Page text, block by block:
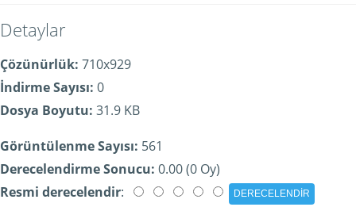
Detaylar
Çözünürlük: 710x929
İndirme Sayısı: 0
Dosya Boyutu: 31.9 KB
Görüntülenme Sayısı: 561
Derecelendirme Sonucu: 0.00 (0 Oy)
Resmi derecelendir: